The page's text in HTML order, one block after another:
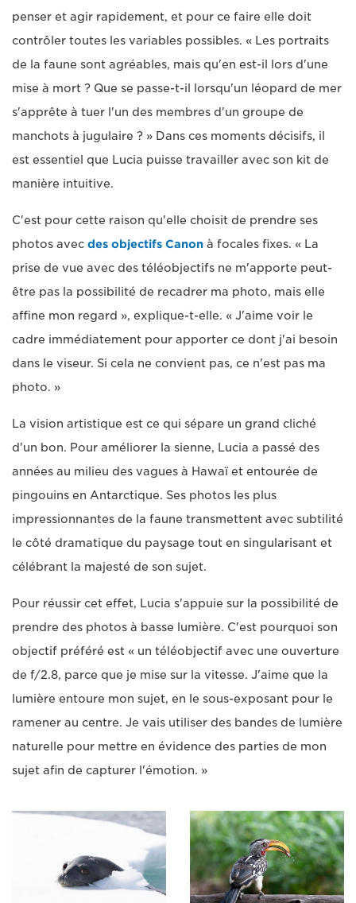
penser et agir rapidement, et pour ce faire elle doit
contrôler toutes les variables possibles. « Les portraits
de la faune sont agréables, mais qu'en est-il lors d'une
mise à mort ? Que se passe-t-il lorsqu'un léopard de mer
s'apprête à tuer l'un des membres d'un groupe de
manchots à jugulaire ? » Dans ces moments décisifs, il
est essentiel que Lucia puisse travailler avec son kit de
manière intuitive.
C'est pour cette raison qu'elle choisit de prendre ses
photos avec des objectifs Canon à focales fixes. « La
prise de vue avec des téléobjectifs ne m'apporte peut-
être pas la possibilité de recadrer ma photo, mais elle
affine mon regard », explique-t-elle. « J'aime voir le
cadre immédiatement pour apporter ce dont j'ai besoin
dans le viseur. Si cela ne convient pas, ce n'est pas ma
photo. »
La vision artistique est ce qui sépare un grand cliché
d'un bon. Pour améliorer la sienne, Lucia a passé des
années au milieu des vagues à Hawaï et entourée de
pingouins en Antarctique. Ses photos les plus
impressionnantes de la faune transmettent avec subtilité
le côté dramatique du paysage tout en singularisant et
célébrant la majesté de son sujet.
Pour réussir cet effet, Lucia s'appuie sur la possibilité de
prendre des photos à basse lumière. C'est pourquoi son
objectif préféré est « un téléobjectif avec une ouverture
de f/2.8, parce que je mise sur la vitesse. J'aime que la
lumière entoure mon sujet, en le sous-exposant pour le
ramener au centre. Je vais utiliser des bandes de lumière
naturelle pour mettre en évidence des parties de mon
sujet afin de capturer l'émotion. »